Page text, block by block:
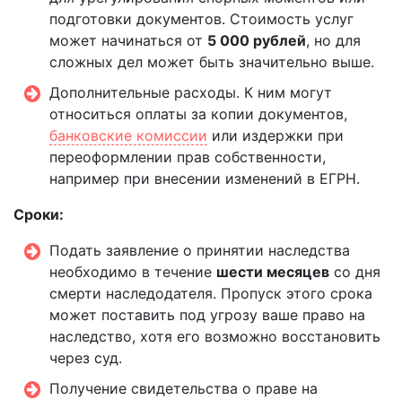
подготовки документов. Стоимость услуг
может начинаться от 5 000 рублей, но для
сложных дел может быть значительно выше.
Дополнительные расходы. К ним могут
относиться оплаты за копии документов,
банковские комиссии или издержки при
переоформлении прав собственности,
например при внесении изменений в ЕГРН.
Сроки:
Подать заявление о принятии наследства
необходимо в течение шести месяцев со дня
смерти наследодателя. Пропуск этого срока
может поставить под угрозу ваше право на
наследство, хотя его возможно восстановить
через суд.
Получение свидетельства о праве на